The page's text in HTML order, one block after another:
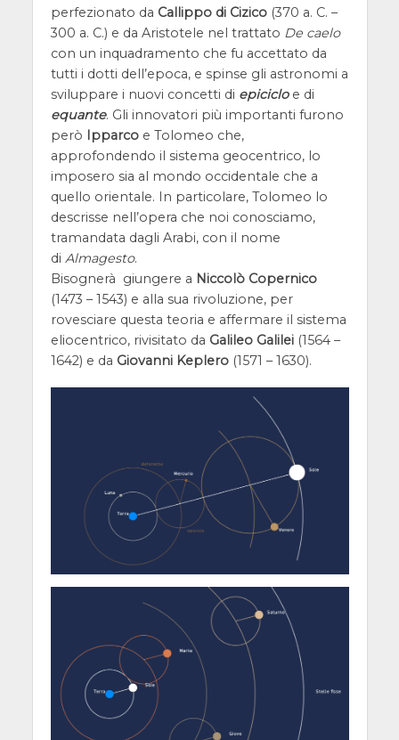
perfezionato da Callippo di Cizico(370 a. C. –
300 a. C.) e da Aristotele nel trattato De caelo
con un inquadramento che fu accettato da
tutti i dotti dell’epoca, e spinse gli astronomi a
sviluppare i nuovi concetti di epicicloe di
equante. Gli innovatori più importanti furono
però Ipparcoe Tolomeo che,
approfondendo il sistema geocentrico, lo
imposero sia al mondo occidentale che a
quello orientale. In particolare, Tolomeo lo
descrisse nell’opera che noi conosciamo,
tramandata dagli Arabi, con il nome
di Almagesto.
Bisognerà giungere a Niccolò Copernico
(1473 – 1543) e alla sua rivoluzione, per
rovesciare questa teoria e affermare il sistema
eliocentrico, rivisitato da Galileo Galilei(1564 –
1642) e da Giovanni Keplero(1571 – 1630).